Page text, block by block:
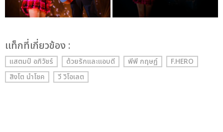
เเท็กที่เกี่ยวข้อง :
แสตมป์ อภิวัชร์ ด้วยรักและแอบดี พีพี กฤษฏ์
F.HERO
สิงโต นำโชค
วี วิโอเลต